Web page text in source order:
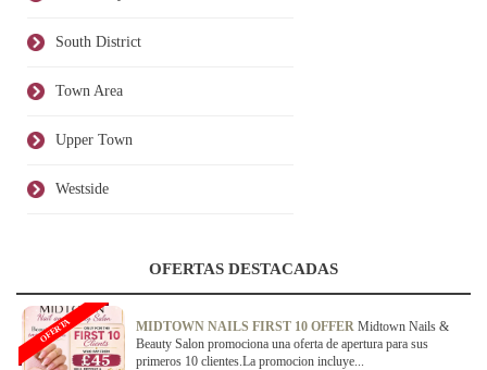
South District
Town Area
Upper Town
Westside
OFERTAS DESTACADAS
MIDTOWN NAILS FIRST 10 OFFER Midtown Nails &
Beauty Salon promociona una oferta de apertura para sus
primeros 10 clientes.La promocion incluye...
OFERTA